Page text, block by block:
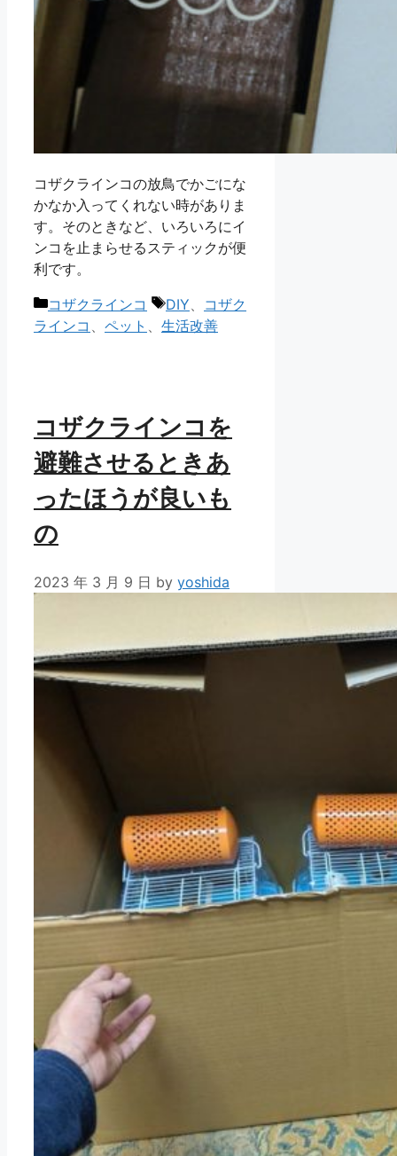
コザクラインコの放鳥でかごにな
かなか入ってくれない時がありま
す。そのときなど、いろいろにイ
ンコを止まらせるスティックが便
利です。
カ
テ
コザクラインコ
タ
グ
DIY、 コザク
ラインコ 、 ペット 、 生活改善
コザクラインコを
避難させるときあ
ったほうが良いも
の
2023 年 3 月 9 日 by yoshida